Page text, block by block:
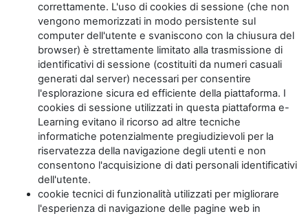
correttamente. L'uso di cookies di sessione (che non
vengono memorizzati in modo persistente sul
computer dell'utente e svaniscono con la chiusura del
browser) è strettamente limitato alla trasmissione di
identificativi di sessione (costituiti da numeri casuali
generati dal server) necessari per consentire
l'esplorazione sicura ed efficiente della piattaforma. I
cookies di sessione utilizzati in questa piattaforma e-
Learning evitano il ricorso ad altre tecniche
informatiche potenzialmente pregiudizievoli per la
riservatezza della navigazione degli utenti e non
consentono l'acquisizione di dati personali identificativi
dell'utente.
cookie tecnici di funzionalità utilizzati per migliorare
l'esperienza di navigazione delle pagine web in